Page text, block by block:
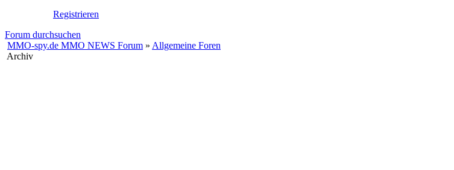
Registrieren
Forum durchsuchen
MMO-spy.de MMO NEWS Forum » Allgemeine Foren
Archiv